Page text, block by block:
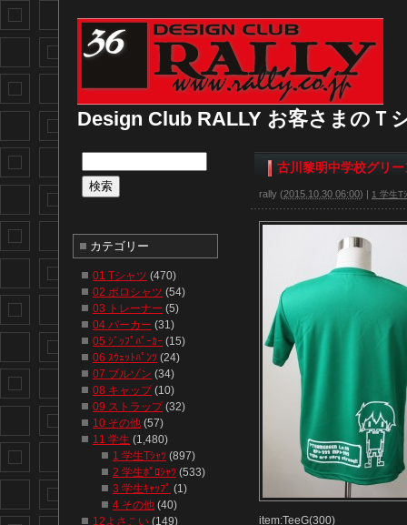
Design Club RALLY お客さまのＴ
古川黎明中学校グリ
rally (2015.10.30 06:00) | 1 学生T
item:TeeG(300)
カテゴリー
01 Tシャツ (470)
02 ポロシャツ (54)
03 トレーナー (5)
04 パーカー (31)
05 ｼﾞｯﾌﾟﾊﾟｰｶｰ (15)
06 ｽｳｪｯﾄﾊﾟﾝﾂ (24)
07 ブルゾン (34)
08 キャップ(10)
09 ストラップ(32)
10 その他 (57)
11 学生 (1,480)
1 学生Tｼｬﾂ (897)
2 学生ﾎﾟﾛｼｬﾂ (533)
3 学生ｷｬｯﾌﾟ (1)
4 その他 (40)
12よさこい (149)